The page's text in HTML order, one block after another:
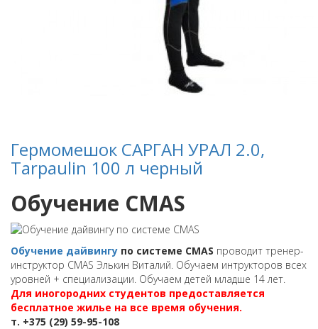
Гермомешок САРГАН УРАЛ 2.0,
Tarpaulin 100 л черный
Обучение CMAS
Обучение дайвингу по системе CMAS проводит тренер-
инструктор CMAS Элькин Виталий. Обучаем интрукторов всех
уровней + специализации. Обучаем детей младше 14 лет.
Для иногородних студентов предоставляется
бесплатное жилье на все время обучения.
т. +375 (29) 59-95-108